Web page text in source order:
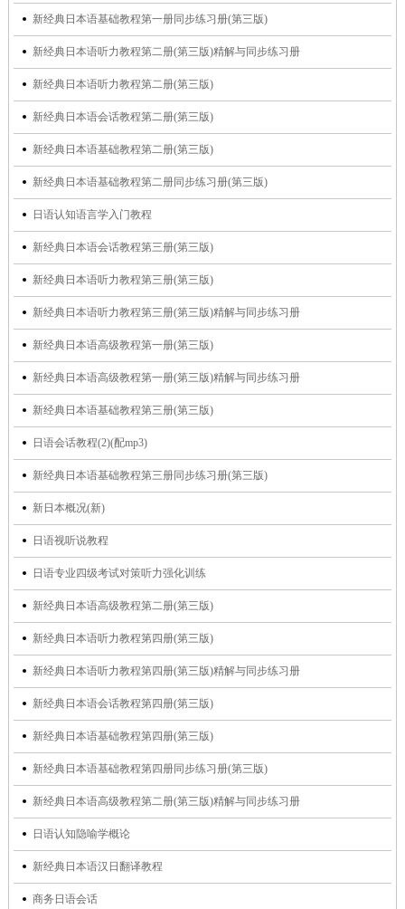
新经典日本语基础教程第一册同步练习册(第三版)
新经典日本语听力教程第二册(第三版)精解与同步练习册
新经典日本语听力教程第二册(第三版)
新经典日本语会话教程第二册(第三版)
新经典日本语基础教程第二册(第三版)
新经典日本语基础教程第二册同步练习册(第三版)
日语认知语言学入门教程
新经典日本语会话教程第三册(第三版)
新经典日本语听力教程第三册(第三版)
新经典日本语听力教程第三册(第三版)精解与同步练习册
新经典日本语高级教程第一册(第三版)
新经典日本语高级教程第一册(第三版)精解与同步练习册
新经典日本语基础教程第三册(第三版)
日语会话教程(2)(配mp3)
新经典日本语基础教程第三册同步练习册(第三版)
新日本概况(新)
日语视听说教程
日语专业四级考试对策听力强化训练
新经典日本语高级教程第二册(第三版)
新经典日本语听力教程第四册(第三版)
新经典日本语听力教程第四册(第三版)精解与同步练习册
新经典日本语会话教程第四册(第三版)
新经典日本语基础教程第四册(第三版)
新经典日本语基础教程第四册同步练习册(第三版)
新经典日本语高级教程第二册(第三版)精解与同步练习册
日语认知隐喻学概论
新经典日本语汉日翻译教程
商务日语会话